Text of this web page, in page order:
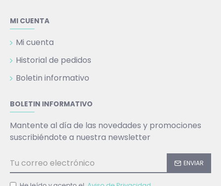
MI CUENTA
Mi cuenta
Historial de pedidos
Boletin informativo
BOLETIN INFORMATIVO
Mantente al día de las novedades y promociones
suscribiéndote a nuestra newsletter
ENVIAR